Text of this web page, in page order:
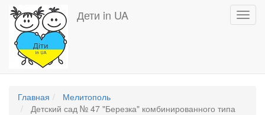
Перейти
основному
содержанию
Дети in UA
Главная
Мелитополь
Детский сад № 47 "Березка" комбинированного типа